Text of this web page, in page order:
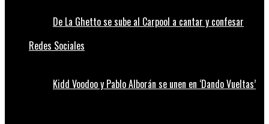
De La Ghetto se sube al Carpool a cantar y confesar
Redes Sociales
Kidd Voodoo y Pablo Alborán se unen en ‘Dando Vueltas’